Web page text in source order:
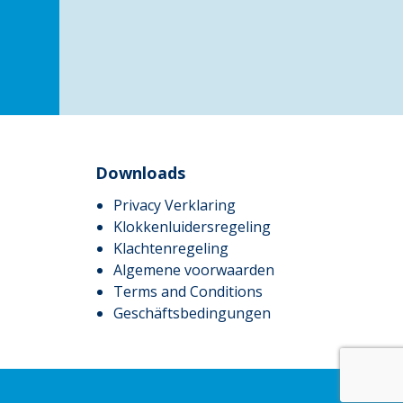
Downloads
Privacy Verklaring
Klokkenluidersregeling
Klachtenregeling
Algemene voorwaarden
Terms and Conditions
Geschäftsbedingungen